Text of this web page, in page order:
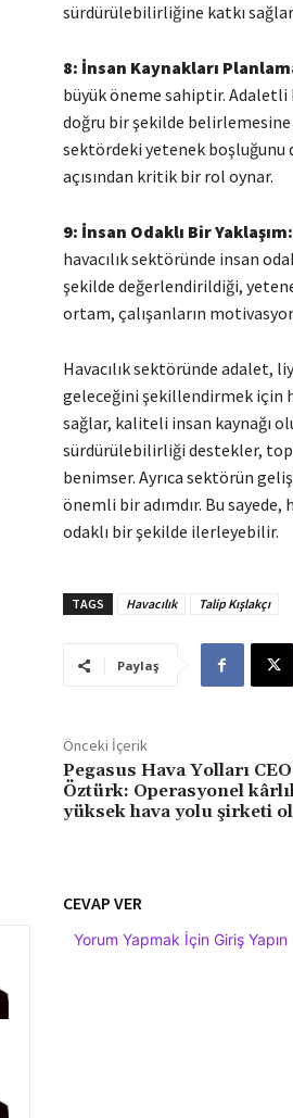
sürdürülebilirliğine katkı
8: İnsan Kaynakları
büyük öneme sahiptir. Adaletli
doğru bir şekilde belirlemesine
sektördeki yetenek boşluğunu
açısından kritik bir rol oynar.
9: İnsan Odaklı Bir Yaklaşım:
havacılık sektöründe insan
şekilde değerlendirildiği,
ortam, çalışanların
Havacılık sektöründe adalet,
geleceğini şekillendirmek için
sağlar, kaliteli insan kaynağı
sürdürülebilirliği destekler,
benimser. Ayrıca sektörün
önemli bir adımdır. Bu
odaklı bir şekilde ilerleyebilir.
TAGS Havacılık Talip Kışlakçı
Paylaş
Önceki İçerik
Pegasus Hava Yolları
Öztürk: Operasyonel
yüksek hava yolu şirketi
CEVAP VER
Yorum Yapmak İçin Giriş Yapın